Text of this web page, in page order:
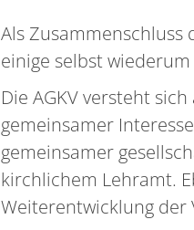
Als
einige selbst
Die AGKV versteht
gemeinsamer
gemeinsamer
kirchlichem Lehramt.
Weiterentwicklung der